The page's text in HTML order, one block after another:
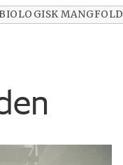
BIOLOGISK MANGFOLD